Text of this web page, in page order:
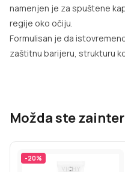
namenjen je za spuštene
regije oko očiju.
Formulisan je da
zaštitnu barijeru, strukturu
Možda ste
-20%